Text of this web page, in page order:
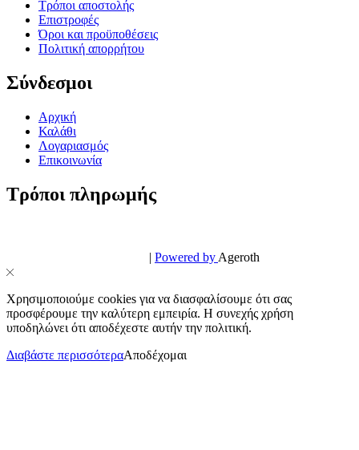
Τρόποι αποστολής
Επιστροφές
Όροι και προϋποθέσεις
Πολιτική απορρήτου
Σύνδεσμοι
Αρχική
Καλάθι
Λογαριασμός
Επικοινωνία
Τρόποι πληρωμής
| Powered by Ageroth
Χρησιμοποιούμε cookies για να διασφαλίσουμε ότι σας
προσφέρουμε την καλύτερη εμπειρία. Η συνεχής χρήση
υποδηλώνει ότι αποδέχεστε αυτήν την πολιτική.
Διαβάστε περισσότεραΑποδέχομαι